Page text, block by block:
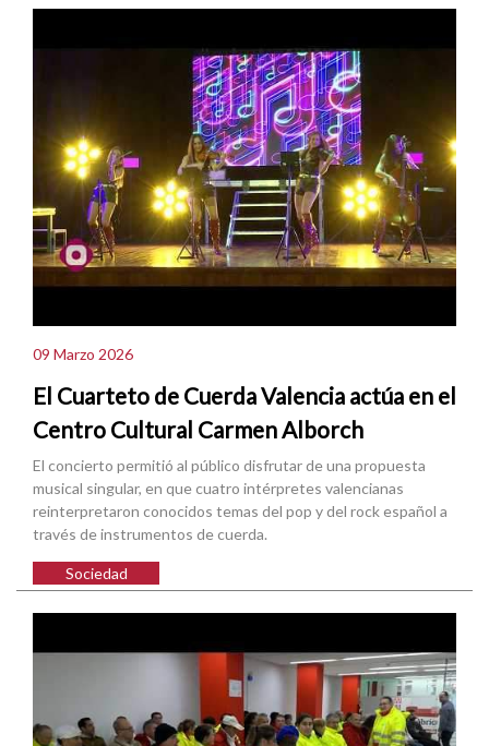
09 Marzo 2026
El Cuarteto de Cuerda Valencia actúa en el
Centro Cultural Carmen Alborch
El concierto permitió al público disfrutar de una propuesta
musical singular, en que cuatro intérpretes valencianas
reinterpretaron conocidos temas del pop y del rock español a
través de instrumentos de cuerda.
Sociedad